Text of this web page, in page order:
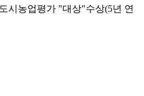
시농업평가 "대상"수상(5년 연